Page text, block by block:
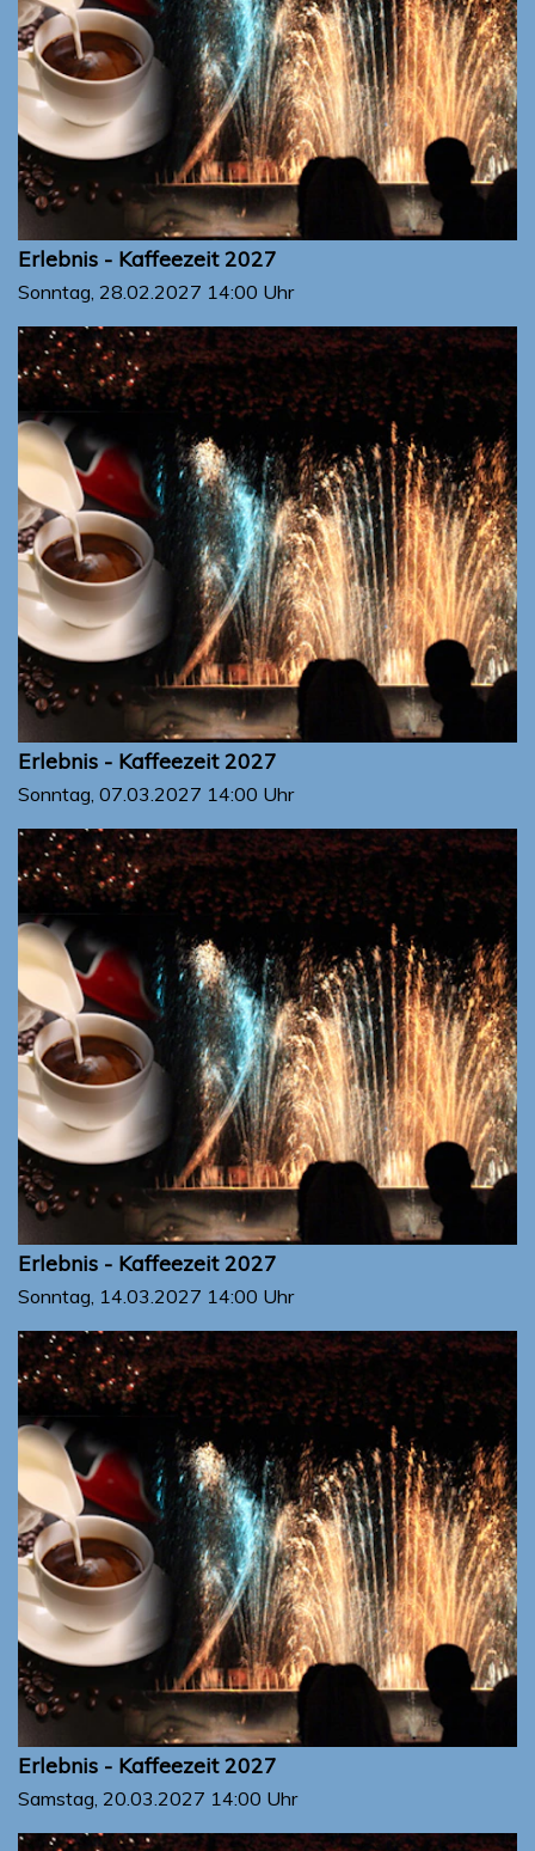
Erlebnis - Kaffeezeit 2027
Sonntag, 28.02.2027 14:00 Uhr
Erlebnis - Kaffeezeit 2027
Sonntag, 07.03.2027 14:00 Uhr
Erlebnis - Kaffeezeit 2027
Sonntag, 14.03.2027 14:00 Uhr
Erlebnis - Kaffeezeit 2027
Samstag, 20.03.2027 14:00 Uhr